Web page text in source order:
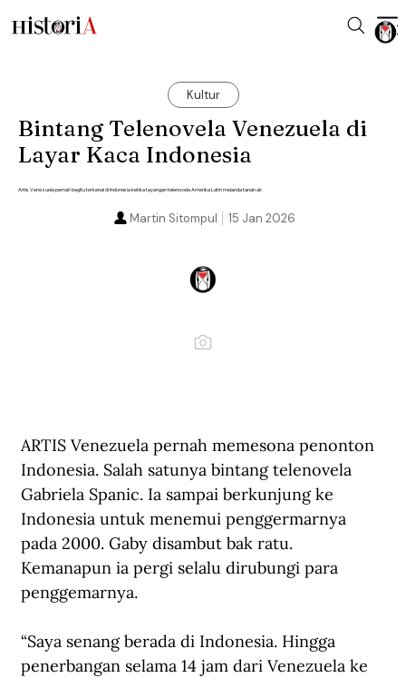
Kultur
Bintang Telenovela Venezuela di
Layar Kaca Indonesia
Artis Venezuela pernah begitu terkenal di Indonesia ketika tayangan telenovela Amerika Latin melanda tanah air.
15 Jan 2026
Martin Sitompul
ARTIS Venezuela pernah memesona penonton
Indonesia. Salah satunya bintang telenovela
Gabriela Spanic. Ia sampai berkunjung ke
Indonesia untuk menemui penggermarnya
pada 2000. Gaby disambut bak ratu.
Kemanapun ia pergi selalu dirubungi para
penggemarnya.
“Saya senang berada di Indonesia. Hingga
penerbangan selama 14 jam dari Venezuela ke